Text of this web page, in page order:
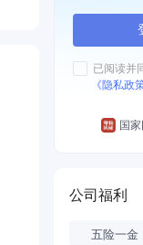
已阅读并
《隐私政
国
公司福利
五险一金